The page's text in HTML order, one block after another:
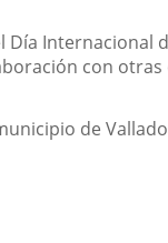
Internacional
con
de